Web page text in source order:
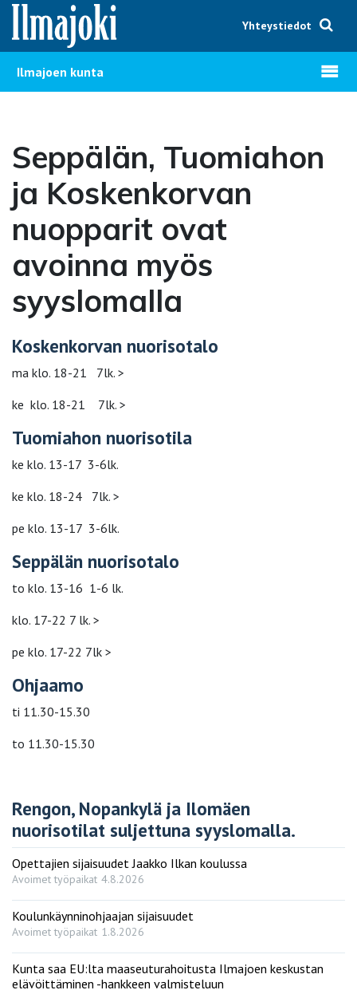
Hyppää sisältöön
Yhteystiedot
Ilmajoen kunta Avaa
Seppälän, Tuomiahon
ja Koskenkorvan
nuopparit ovat
avoinna myös
syyslomalla
Koskenkorvan nuorisotalo
ma klo. 18-21 7lk. >
ke klo. 18-21 7lk. >
Tuomiahon nuorisotila
ke klo. 13-17 3-6lk.
ke klo. 18-24 7lk. >
pe klo. 13-17 3-6lk.
Seppälän nuorisotalo
to klo. 13-16 1-6 lk.
klo. 17-22 7 lk. >
pe klo. 17-22 7lk >
Ohjaamo
ti 11.30-15.30
to 11.30-15.30
Rengon, Nopankylä ja Ilomäen
nuorisotilat suljettuna syyslomalla.
Opettajien sijaisuudet Jaakko Ilkan koulussa
Avoimet työpaikat 4.8.2026
Koulunkäynninohjaajan sijaisuudet
Avoimet työpaikat 1.8.2026
Kunta saa EU:lta maaseuturahoitusta Ilmajoen keskustan
elävöittäminen -hankkeen valmisteluun